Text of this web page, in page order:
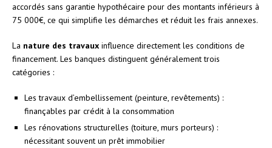
accordés sans garantie hypothécaire pour des montants inférieurs à
75 000€, ce qui simplifie les démarches et réduit les frais annexes.
La nature des travaux influence directement les conditions de
financement. Les banques distinguent généralement trois
catégories :
Les travaux d’embellissement (peinture, revêtements) :
finançables par crédit à la consommation
Les rénovations structurelles (toiture, murs porteurs) :
nécessitant souvent un prêt immobilier